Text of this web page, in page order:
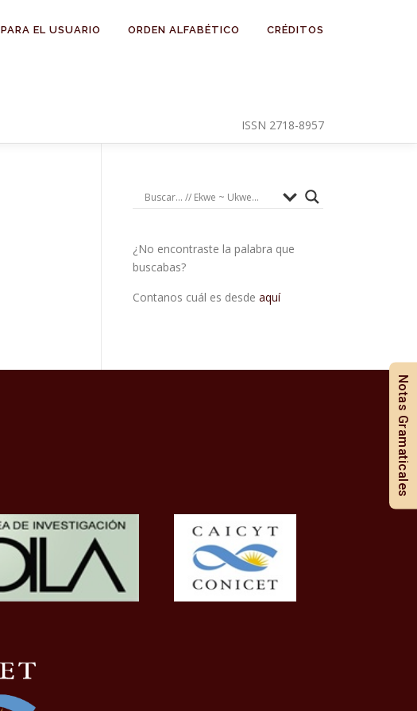
PARA EL USUARIO ORDEN ALFABÉTICO CRÉDITOS
ISSN 2718-8957
¿No encontraste la palabra que
buscabas?
Contanos cuál es desde aquí
Notas Gramaticales